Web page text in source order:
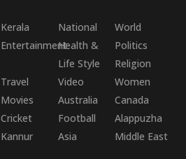
Kerala National
World
EntertainmentHealth &
Life Style
Politics
Religion
Travel Video
Women
Movies Australia
Canada
Cricket Football
Alappuzha
Kannur Asia
Middle East